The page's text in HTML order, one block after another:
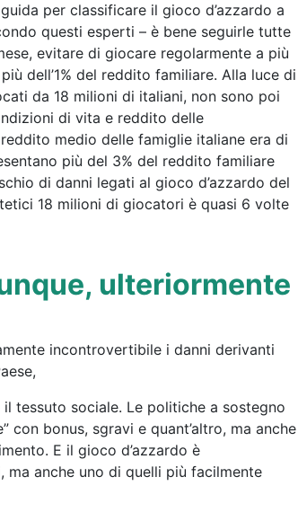
per classificare il gioco d’azzardo a
questi esperti – è bene seguirle tutte
evitare di giocare regolarmente a più
dell’1% del reddito familiare. Alla luce di
da 18 milioni di italiani, non sono poi
di vita e reddito delle
medio delle famiglie italiane era di
più del 3% del reddito familiare
di danni legati al gioco d’azzardo del
18 milioni di giocatori è quasi 6 volte
ulteriormente
incontrovertibile i danni derivanti
tessuto sociale. Le politiche a sostegno
con bonus, sgravi e quant’altro, ma anche
E il gioco d’azzardo è
anche uno di quelli più facilmente